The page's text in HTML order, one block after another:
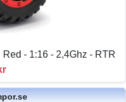
- 1:16 - 2,4Ghz - RTR